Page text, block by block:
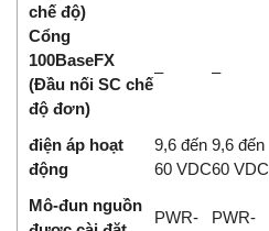
chế độ)
Cổng
100BaseFX
(Đầu nối SC chế
độ đơn)
– –
điện áp hoạt
động
9,6 đến
60 VDC
9,6 đến
60 VDC
Mô-đun nguồn
PWR-
PWR-